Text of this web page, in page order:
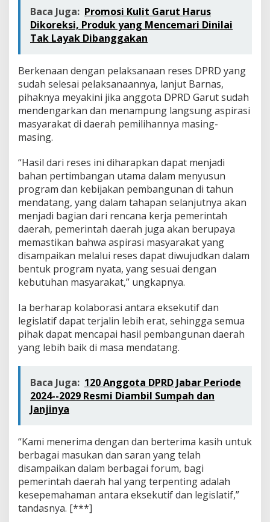
Baca Juga: Promosi Kulit Garut Harus
Dikoreksi, Produk yang Mencemari Dinilai
Tak Layak Dibanggakan
Berkenaan dengan pelaksanaan reses DPRD yang
sudah selesai pelaksanaannya, lanjut Barnas,
pihaknya meyakini jika anggota DPRD Garut sudah
mendengarkan dan menampung langsung aspirasi
masyarakat di daerah pemilihannya masing-
masing.
“Hasil dari reses ini diharapkan dapat menjadi
bahan pertimbangan utama dalam menyusun
program dan kebijakan pembangunan di tahun
mendatang, yang dalam tahapan selanjutnya akan
menjadi bagian dari rencana kerja pemerintah
daerah, pemerintah daerah juga akan berupaya
memastikan bahwa aspirasi masyarakat yang
disampaikan melalui reses dapat diwujudkan dalam
bentuk program nyata, yang sesuai dengan
kebutuhan masyarakat,” ungkapnya.
Ia berharap kolaborasi antara eksekutif dan
legislatif dapat terjalin lebih erat, sehingga semua
pihak dapat mencapai hasil pembangunan daerah
yang lebih baik di masa mendatang.
Baca Juga: 120 Anggota DPRD Jabar Periode
2024--2029 Resmi Diambil Sumpah dan
Janjinya
“Kami menerima dengan dan berterima kasih untuk
berbagai masukan dan saran yang telah
disampaikan dalam berbagai forum, bagi
pemerintah daerah hal yang terpenting adalah
kesepemahaman antara eksekutif dan legislatif,”
tandasnya. [***]